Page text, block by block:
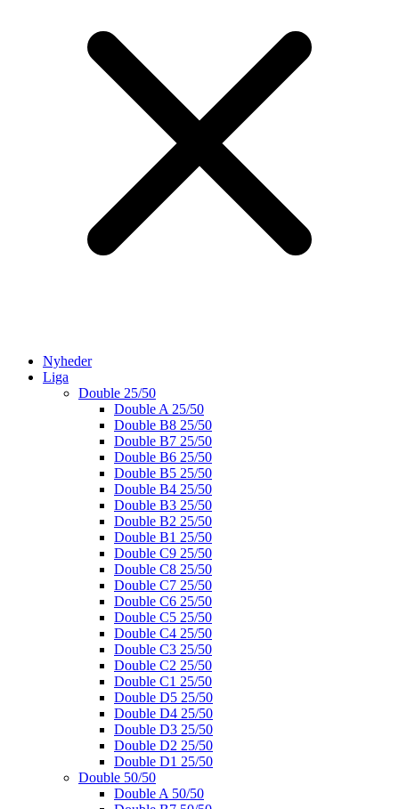
Nyheder
Liga
Double 25/50
Double A 25/50
Double B8 25/50
Double B7 25/50
Double B6 25/50
Double B5 25/50
Double B4 25/50
Double B3 25/50
Double B2 25/50
Double B1 25/50
Double C9 25/50
Double C8 25/50
Double C7 25/50
Double C6 25/50
Double C5 25/50
Double C4 25/50
Double C3 25/50
Double C2 25/50
Double C1 25/50
Double D5 25/50
Double D4 25/50
Double D3 25/50
Double D2 25/50
Double D1 25/50
Double 50/50
Double A 50/50